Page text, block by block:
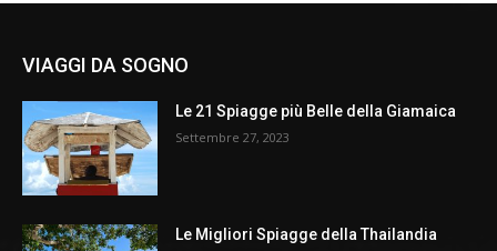
VIAGGI DA SOGNO
Le 21 Spiagge più Belle della Giamaica
Settembre 27, 2023
Le Migliori Spiagge della Thailandia